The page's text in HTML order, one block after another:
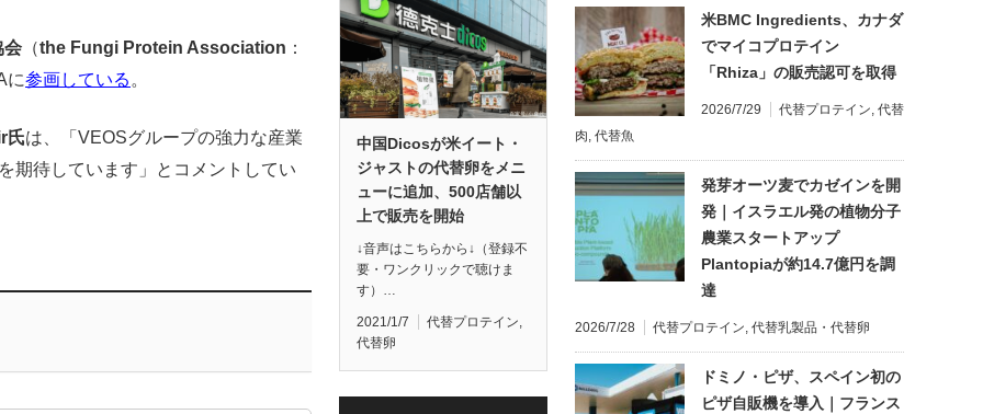
会 （the Fungi Protein Association ：
に参画している 。
氏は、「VEOSグループの強力な産業
期待しています」とコメントしてい
中国Dicosが米イート・
ジャストの代替卵をメニ
ューに追加、500店舗以
上で販売を開始
↓音声はこちらから↓（登録不
要・ワンクリックで聴けま
す）…
2021/1/7 代替プロテイン,
代替卵
米BMC Ingredients、カナダ
でマイコプロテイン
「Rhiza」の販売認可を取得
2026/7/29 代替プロテイン 代替
肉 代替魚
発芽オーツ麦でカゼインを開
発｜イスラエル発の植物分子
農業スタートアップ
Plantopiaが約14.7億円を調
達
2026/7/28 代替プロテイン 代替乳製品・代替卵
ドミノ・ピザ、スペイン初の
ピザ自販機を導入｜フランス